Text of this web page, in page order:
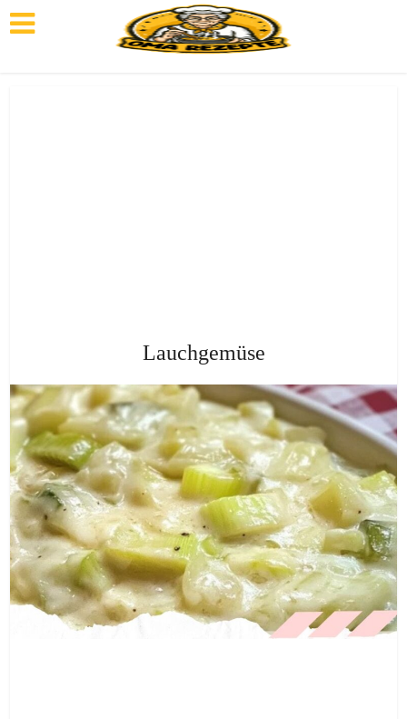
Lauchgemüse